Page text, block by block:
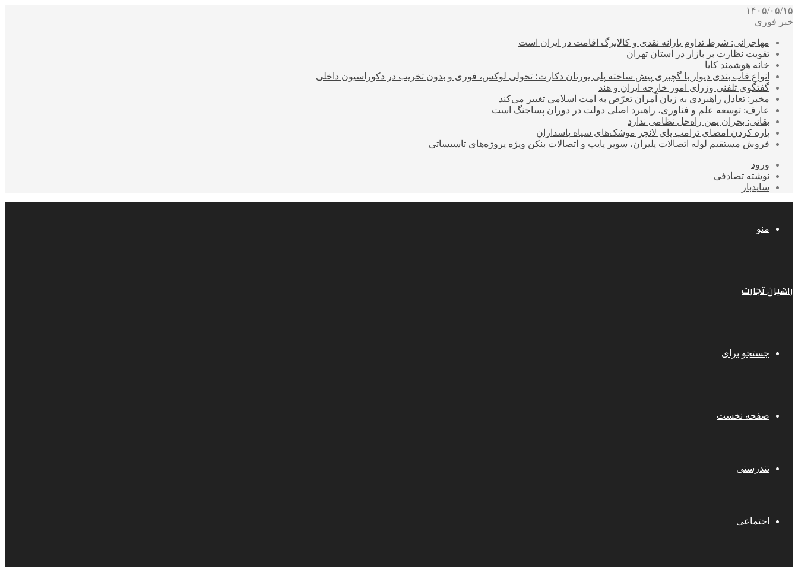
۱۴۰۵/۰۵/۱۵
خبر فوری
مهاجرانی: شرط تداوم یارانه نقدی و کالابرگ اقامت در ایران است
تقویت نظارت بر بازار در استان تهران
خانه هوشمند کایا
انواع قاب بندی دیوار با گچبری پیش ساخته پلی یورتان دکارت؛ تحولی لوکس، فوری و بدون تخریب در دکوراسیون داخلی
گفتگوی تلفنی وزرای امور خارجه ایران و هند
مخبر: تعادل راهبردی به زیان آمران تعرّض به امت اسلامی تغییر می‌کند
عارف: توسعه علم و فناوری، راهبرد اصلی دولت در دوران پساجنگ است
بقائی: بحران یمن راه‌حل نظامی ندارد
پاره کردن امضای ترامپ پای لانچر موشک‌های سپاه پاسداران
فروش مستقیم لوله اتصالات پلیران، سوپر پایپ و اتصالات بنکن ویژه پروژه‌های تاسیساتی
ورود
نوشته تصادفی
سایدبار
منو
راهیان تجارت
جستجو برای
صفحه نخست
تندرستی
اجتماعی